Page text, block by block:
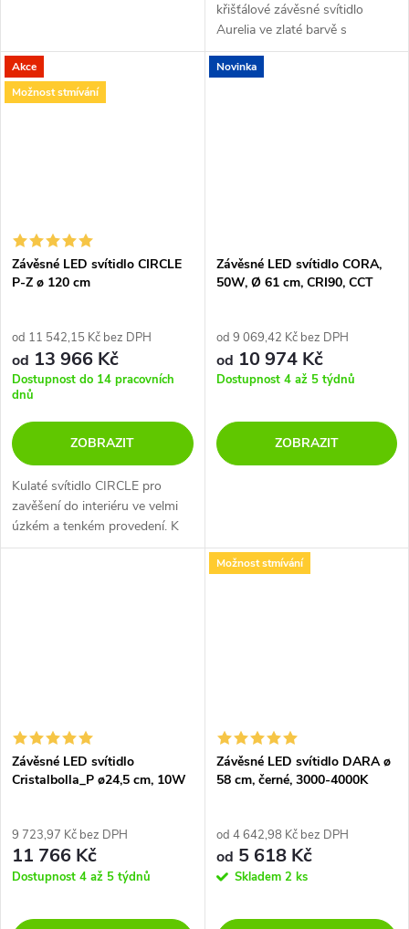
křišťálové závěsné svítidlo
Aurelia ve zlaté barvě s
integrovaným LED zdrojem -
3500K, s možností stmívání.
Akce
Možnost stmívání
Závěsné LED svítidlo CIRCLE
P-Z ø 120 cm
od 11 542,15 Kč bez DPH
od 13 966 Kč
Dostupnost do 14 pracovních
dnů
ZOBRAZIT
Kulaté svítidlo CIRCLE pro
zavěšení do interiéru ve velmi
úzkém a tenkém provedení. K
dispozici ve 4 různých
Novinka
Závěsné LED svítidlo CORA,
50W, Ø 61 cm, CRI90, CCT
od 9 069,42 Kč bez DPH
od 10 974 Kč
Dostupnost 4 až 5 týdnů
ZOBRAZIT
Závěsné LED svítidlo
Cristalbolla_P ø24,5 cm, 10W
9 723,97 Kč bez DPH
11 766 Kč
Dostupnost 4 až 5 týdnů
Možnost stmívání
Závěsné LED svítidlo DARA ø
58 cm, černé, 3000-4000K
od 4 642,98 Kč bez DPH
od 5 618 Kč
Skladem 2 ks